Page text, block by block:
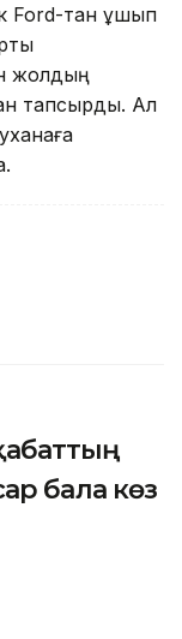
Ford-тан ұшып
жолдың
тапсырды. Ал
бала көз